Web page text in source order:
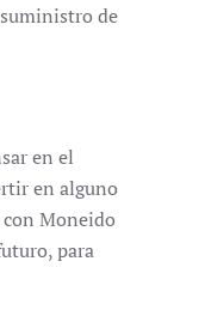
de
en el
en alguno
Moneido
para